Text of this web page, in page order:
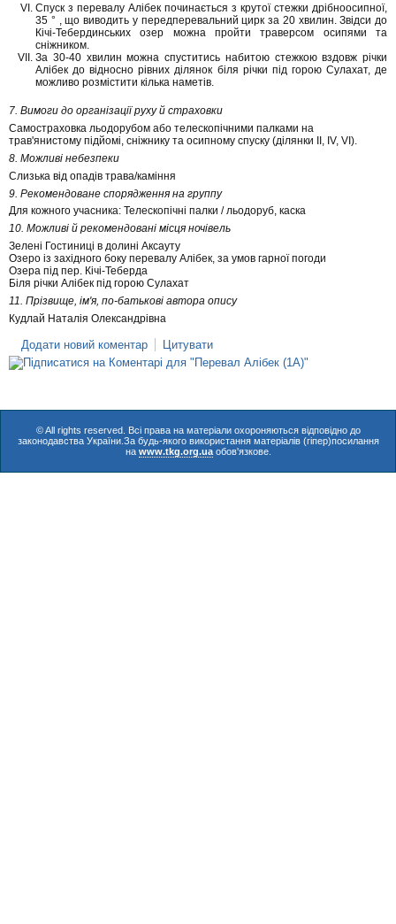
Спуск з перевалу Алібек починається з крутої стежки дрібноосипної,
35 ° , що виводить у передперевальний цирк за 20 хвилин. Звідси до
Кічі-Тебердинських озер можна пройти траверсом осипями та
сніжником.
За 30-40 хвилин можна спуститись набитою стежкою вздовж річки
Алібек до відносно рівних ділянок біля річки під горою Сулахат, де
можливо розмістити кілька наметів.
7. Вимоги до організації руху й страховки
Самостраховка льодорубом або телескопічними палками на
трав'янистому підйомі, сніжнику та осипному спуску (ділянки II, IV, VI).
8. Можливі небезпеки
Слизька від опадів трава/каміння
9. Рекомендоване спорядження на группу
Для кожного учасника: Телескопічні палки / льодоруб, каска
10. Можливі й рекомендовані місця ночівель
Зелені Гостиниці в долині Аксауту
Озеро із західного боку перевалу Алібек, за умов гарної погоди
Озера під пер. Кічі-Теберда
Біля річки Алібек під горою Сулахат
11. Прізвище, ім'я, по-батькові автора опису
Кудлай Наталія Олександрівна
Додати новий коментар Цитувати
© All rights reserved. Всі права на матеріали охороняються відповідно до
законодавства України.За будь-якого використання матеріалів (гіпер)посилання
на www.tkg.org.uaобов'язкове.